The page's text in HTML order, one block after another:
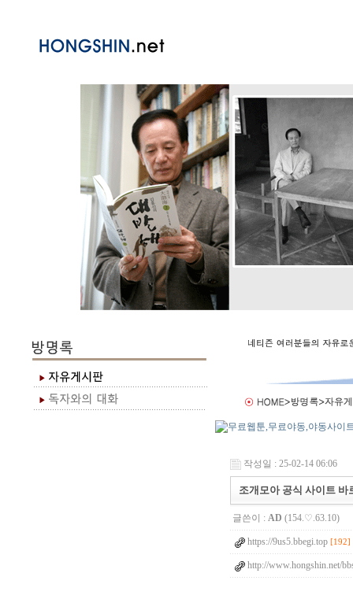
작성일 : 25-02-14 06:06
조개모아 공식 사이트 바
글쓴이 : AD (154.♡.63.10)
https://9us5.bbegi.top [192]
http://www.hongshin.net/